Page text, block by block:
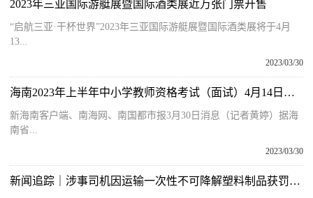
2023年三亚国际游艇展暨国际酒类展近万张门票开售
“启航三亚·干杯世界”2023年三亚国际游艇展暨国际酒类展将于4月
13...
2023/03/30
海南2023年上半年中小学教师资格考试（面试）4月14日起报名
新海南客户端、南海网、南国都市报3月30日消息（记者黄婷）据海
南省...
2023/03/30
新闻追踪｜涉事司机因运输一次性不可降解塑料制品获罚1万元